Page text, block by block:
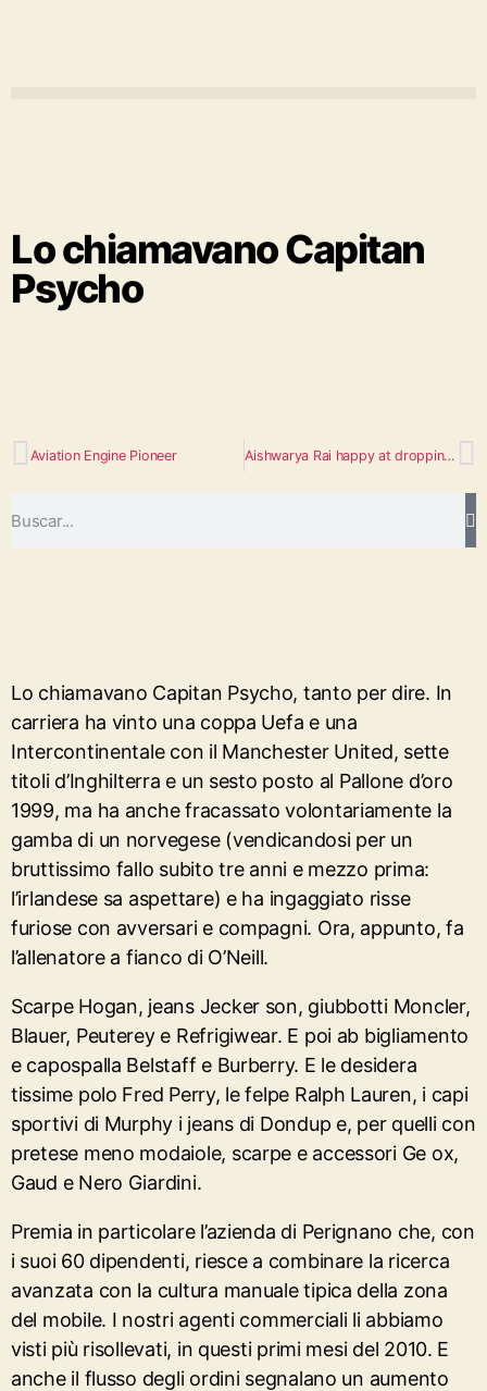
Lo chiamavano Capitan
Psycho
Aviation Engine Pioneer Aishwarya Rai happy at dropping the bikini at Miss World
Lo chiamavano Capitan Psycho, tanto per dire. In
carriera ha vinto una coppa Uefa e una
Intercontinentale con il Manchester United, sette
titoli d’Inghilterra e un sesto posto al Pallone d’oro
1999, ma ha anche fracassato volontariamente la
gamba di un norvegese (vendicandosi per un
bruttissimo fallo subito tre anni e mezzo prima:
l’irlandese sa aspettare) e ha ingaggiato risse
furiose con avversari e compagni. Ora, appunto, fa
l’allenatore a fianco di O’Neill.
Scarpe Hogan, jeans Jecker son, giubbotti Moncler,
Blauer, Peuterey e Refrigiwear. E poi ab bigliamento
e capospalla Belstaff e Burberry. E le desidera
tissime polo Fred Perry, le felpe Ralph Lauren, i capi
sportivi di Murphy i jeans di Dondup e, per quelli con
pretese meno modaiole, scarpe e accessori Ge ox,
Gaud e Nero Giardini.
Premia in particolare l’azienda di Perignano che, con
i suoi 60 dipendenti, riesce a combinare la ricerca
avanzata con la cultura manuale tipica della zona
del mobile. I nostri agenti commerciali li abbiamo
visti più risollevati, in questi primi mesi del 2010. E
anche il flusso degli ordini segnalano un aumento